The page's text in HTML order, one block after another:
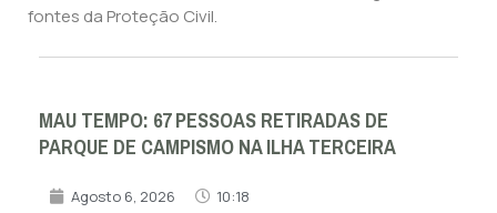
fontes da Proteção Civil.
MAU TEMPO: 67 PESSOAS RETIRADAS DE
PARQUE DE CAMPISMO NA ILHA TERCEIRA
Agosto 6, 2026 10:18